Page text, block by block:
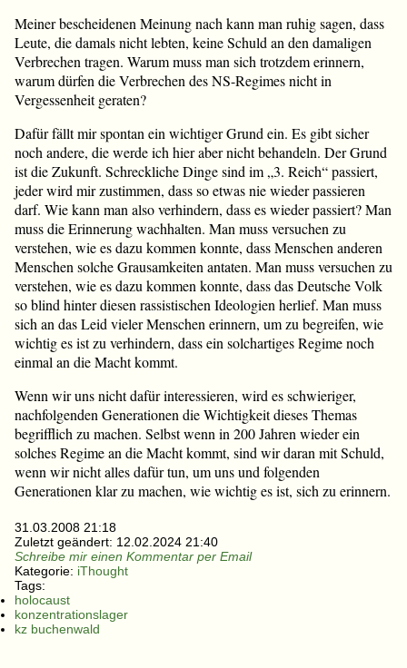
Meiner bescheidenen Meinung nach kann man ruhig sagen, dass
Leute, die damals nicht lebten, keine Schuld an den damaligen
Verbrechen tragen. Warum muss man sich trotzdem erinnern,
warum dürfen die Verbrechen des NS-Regimes nicht in
Vergessenheit geraten?
Dafür fällt mir spontan ein wichtiger Grund ein. Es gibt sicher
noch andere, die werde ich hier aber nicht behandeln. Der Grund
ist die Zukunft. Schreckliche Dinge sind im „3. Reich“ passiert,
jeder wird mir zustimmen, dass so etwas nie wieder passieren
darf. Wie kann man also verhindern, dass es wieder passiert? Man
muss die Erinnerung wachhalten. Man muss versuchen zu
verstehen, wie es dazu kommen konnte, dass Menschen anderen
Menschen solche Grausamkeiten antaten. Man muss versuchen zu
verstehen, wie es dazu kommen konnte, dass das Deutsche Volk
so blind hinter diesen rassistischen Ideologien herlief. Man muss
sich an das Leid vieler Menschen erinnern, um zu begreifen, wie
wichtig es ist zu verhindern, dass ein solchartiges Regime noch
einmal an die Macht kommt.
Wenn wir uns nicht dafür interessieren, wird es schwieriger,
nachfolgenden Generationen die Wichtigkeit dieses Themas
begrifflich zu machen. Selbst wenn in 200 Jahren wieder ein
solches Regime an die Macht kommt, sind wir daran mit Schuld,
wenn wir nicht alles dafür tun, um uns und folgenden
Generationen klar zu machen, wie wichtig es ist, sich zu erinnern.
31.03.2008 21:18
Zuletzt geändert: 12.02.2024 21:40
Schreibe mir einen Kommentar per Email
Kategorie: iThought
Tags:
holocaust
konzentrationslager
kz buchenwald